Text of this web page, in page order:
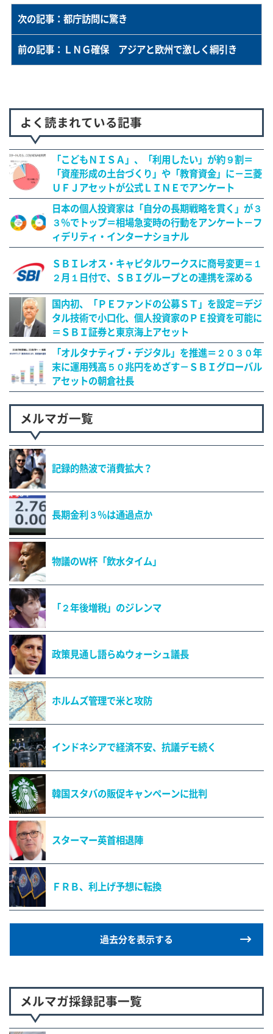
次の記事：都庁訪問に驚き
前の記事：ＬＮＧ確保 アジアと欧州で激しく綱引き
よく読まれている記事
「こどもＮＩＳＡ」、「利用したい」が約９割＝
「資産形成の土台づくり」や「教育資金」に－三菱
ＵＦＪアセットが公式ＬＩＮＥでアンケート
日本の個人投資家は「自分の長期戦略を貫く」が３
３％でトップ＝相場急変時の行動をアンケート－フ
ィデリティ・インターナショナル
ＳＢＩレオス・キャピタルワークスに商号変更＝１
２月１日付で、ＳＢＩグループとの連携を深める
国内初、「ＰＥファンドの公募ＳＴ」を設定＝デジ
タル技術で小口化、個人投資家のＰＥ投資を可能に
＝ＳＢＩ証券と東京海上アセット
「オルタナティブ・デジタル」を推進＝２０３０年
末に運用残高５０兆円をめざす－ＳＢＩグローバル
アセットの朝倉社長
メルマガ一覧
記録的熱波で消費拡大？
長期金利３％は通過点か
物議のＷ杯「飲水タイム」
「２年後増税」のジレンマ
政策見通し語らぬウォーシュ議長
ホルムズ管理で米と攻防
インドネシアで経済不安、抗議デモ続く
韓国スタバの販促キャンペーンに批判
スターマー英首相退陣
ＦＲＢ、利上げ予想に転換
過去分を表示する
メルマガ採録記事一覧